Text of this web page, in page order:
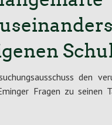
den
Fragen zu